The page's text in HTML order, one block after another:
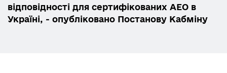
відповідності для сертифікованих АЕО в
Україні, - опубліковано Постанову Кабміну